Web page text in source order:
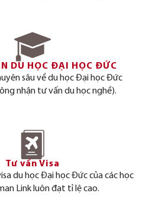
DU HỌC ĐẠI HỌC ĐỨC
sâu về du học Đại học Đức
nhận tư vấn du học nghề).
Tư vấn Visa
du học Đại học Đức của các học
Link luôn đạt tỉ lệ cao.